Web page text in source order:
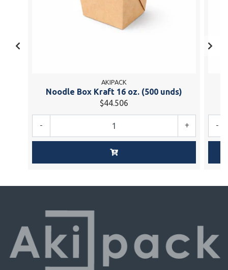
AKIPACK
Noodle Box Kraft 16 oz. (500 unds)
$44.506
+
- -